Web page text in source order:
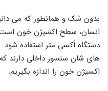
بدون شک و همانطور که می
انسان، سطح اکسیژن خون است
دستگاه اُکسی متر استفاده
های شان سنسور داخلی دارند که
اکسیژن خون را اندازه بگیریم.